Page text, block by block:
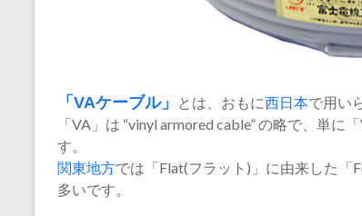
「VAケーブル」 とは、おもに西日本で用い
「VA」は “vinyl armored cable” の略で、単
す。
関東地方では「Flat(フラット)」に由来した「
多いです。